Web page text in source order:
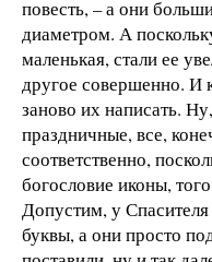
повесть, – а они
диаметром. А
маленькая, стали ее
другое совершенно. И
заново их написать.
праздничные, все,
соответственно,
богословие иконы,
Допустим, у
буквы, а они просто